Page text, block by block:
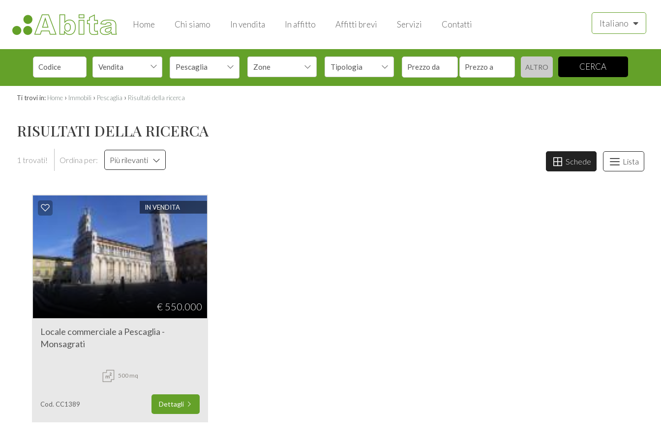
Italiano
Home Chi siamo In vendita In affitto Affitti brevi Servizi Contatti
Vendita Pescaglia ALTRO CERCA
Ti trovi in: Home › Immobili › Pescaglia › Risultati della ricerca
RISULTATI DELLA RICERCA
1 trovati! Ordina per: Più rilevanti Schede Lista
IN VENDITA
€ 550.000
Locale commerciale a Pescaglia -
Monsagrati
500 mq
Cod. CC1389 Dettagli